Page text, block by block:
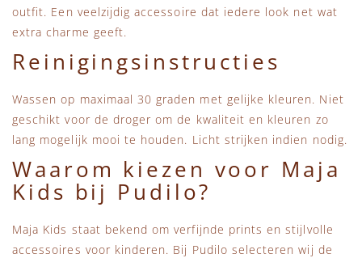
outfit. Een veelzijdig accessoire dat iedere look net wat
extra charme geeft.
Reinigingsinstructies
Wassen op maximaal 30 graden met gelijke kleuren. Niet
geschikt voor de droger om de kwaliteit en kleuren zo
lang mogelijk mooi te houden. Licht strijken indien nodig.
Waarom kiezen voor Maja
Kids bij Pudilo?
Maja Kids staat bekend om verfijnde prints en stijlvolle
accessoires voor kinderen. Bij Pudilo selecteren wij de